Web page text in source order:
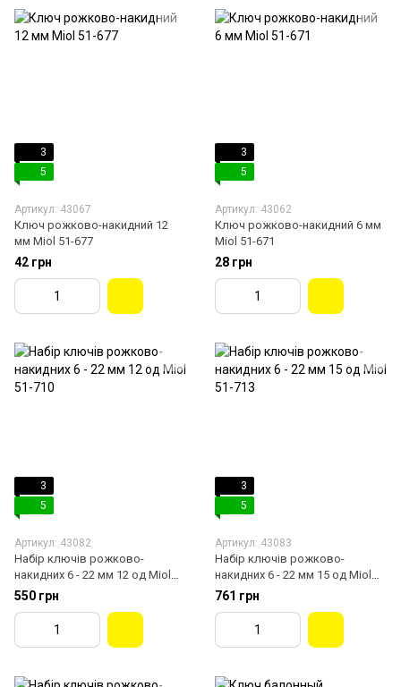
3
5
Артикул: 43067
Ключ рожково-накидний 12
мм Miol 51-677
42 грн
3
5
Артикул: 43062
Ключ рожково-накидний 6 мм
Miol 51-671
28 грн
3
5
Артикул: 43082
Набір ключів рожково-
накидних 6 - 22 мм 12 од Miol
51-710
550 грн
3
5
Артикул: 43083
Набір ключів рожково-
накидних 6 - 22 мм 15 од Miol
51-713
761 грн